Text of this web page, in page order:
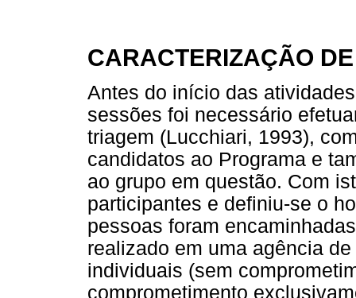
CARACTERIZAÇÃO
Antes do início das
sessões foi necessário
triagem (Lucchiari, 1993),
candidatos ao Programa e
ao grupo em questão. Com
participantes e definiu-se o
pessoas foram
realizado em uma agência
individuais (sem
comprometimento